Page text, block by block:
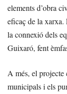
elements d’obra
eficaç de la xarxa.
la connexió dels
Guixaró, fent
A més, el projecte
municipals i els